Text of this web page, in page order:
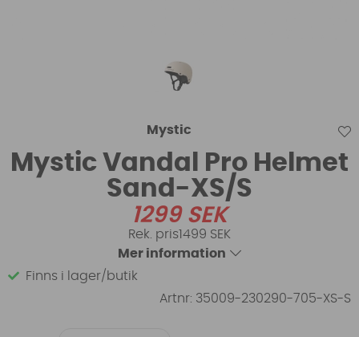
Mystic
Mystic Vandal Pro Helmet
Sand-XS/S
1299SEK
1499 SEK
Mer information
Finns i lager/butik
Artnr: 35009-230290-705-XS-S